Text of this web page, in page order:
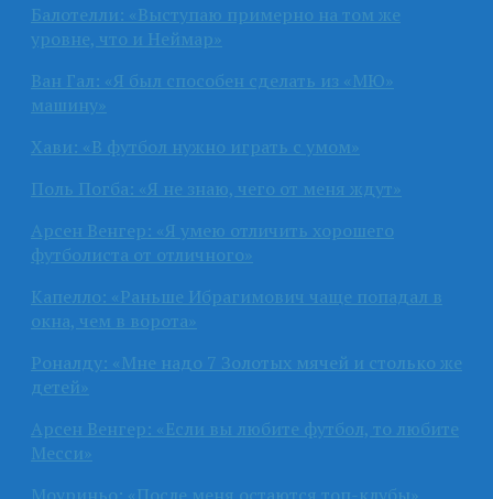
Балотелли: «Выступаю примерно на том же
уровне, что и Неймар»
Ван Гал: «Я был способен сделать из «МЮ»
машину»
Хави: «В футбол нужно играть с умом»
Поль Погба: «Я не знаю, чего от меня ждут»
Арсен Венгер: «Я умею отличить хорошего
футболиста от отличного»
Капелло: «Раньше Ибрагимович чаще попадал в
окна, чем в ворота»
Роналду: «Мне надо 7 Золотых мячей и столько же
детей»
Арсен Венгер: «Если вы любите футбол, то любите
Месси»